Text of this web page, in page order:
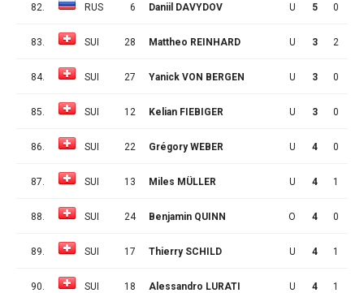
82. RUS 6 Daniil DAVYDOV U 5 0
83. SUI 28 Mattheo REINHARD U 3 2
84. SUI 27 Yanick VON BERGEN U 3 0
85. SUI 12 Kelian FIEBIGER U 3 0
86. SUI 22 Grégory WEBER U 4 0
87. SUI 13 Miles MÜLLER U 4 1
88. SUI 24 Benjamin QUINN O 4 0
89. SUI 17 Thierry SCHILD U 4 1
90. SUI 18 Alessandro LURATI U 4 1